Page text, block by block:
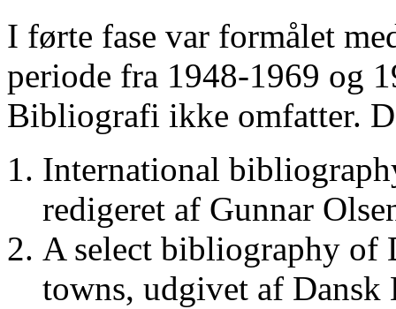
I førte fase var formålet
periode fra 1948-1969 og
Bibliografi ikke omfatter.
International
redigeret af Gunnar
A select bibliography of
towns, udgivet af